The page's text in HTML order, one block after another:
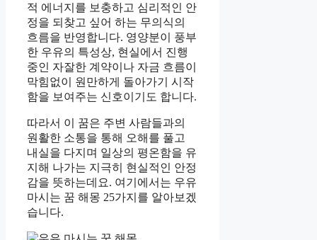
적 에너지를 보충하고 심리적인 안
정을 되찾고 싶어 하는 무의식의
흐름을 반영합니다. 영양분이 풍부
한 우유의 특성상, 현실에서 진행
중인 자잘한 계약이나 자금 흐름이
막힘없이 원만하게 돌아가기 시작
함을 보여주는 신호이기도 합니다.
따라서 이 꿈은 주변 사람들과의
원활한 소통을 통해 오해를 풀고
내실을 다지며 일상의 평온함을 유
지해 나가는 지극히 현실적인 안정
감을 뜻하는데요. 여기에서는 우유
마시는 꿈 해몽 25가지를 알아보겠
습니다.